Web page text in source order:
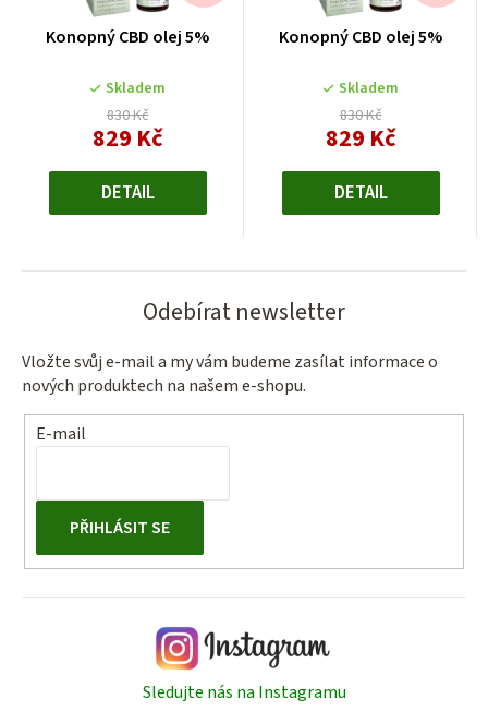
Konopný CBD olej 5%
Skladem
830 Kč
829 KčMěrná
DETAIL
Konopný CBD olej 5%
Skladem
830 Kč
829 KčMěrná
DETAIL
Odebírat newsletter
Vložte svůj e-mail a my vám budeme zasílat informace o
nových produktech na našem e-shopu.
E-mail
PŘIHLÁSIT SE
Sledujte nás na Instagramu